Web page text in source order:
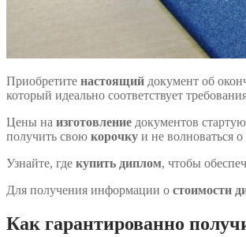
Приобретите настоящий документ об
который идеально соответствует
Цены на изготовление документов
получить свою корочку и не волноваться
Узнайте, где купить диплом, чтобы
Для получения информации о стоимости
Как гарантированно